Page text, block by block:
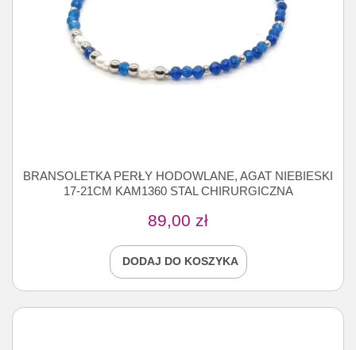
BRANSOLETKA PERŁY HODOWLANE, AGAT NIEBIESKI
17-21CM KAM1360 STAL CHIRURGICZNA
89,00 zł
DODAJ DO KOSZYKA